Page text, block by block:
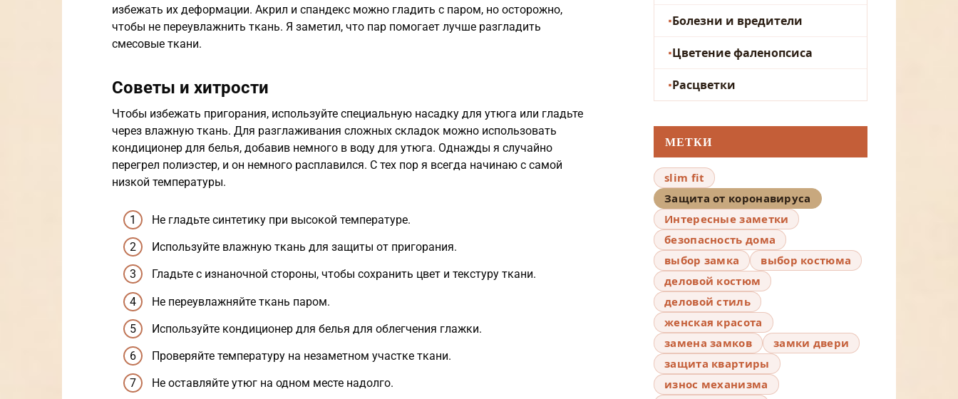
избежать их деформации. Акрил и спандекс можно гладить с паром, но осторожно,
чтобы не переувлажнить ткань. Я заметил, что пар помогает лучше разгладить
смесовые ткани.
Советы и хитрости
Чтобы избежать пригорания, используйте специальную насадку для утюга или гладьте
через влажную ткань. Для разглаживания сложных складок можно использовать
кондиционер для белья, добавив немного в воду для утюга. Однажды я случайно
перегрел полиэстер, и он немного расплавился. С тех пор я всегда начинаю с самой
низкой температуры.
Не гладьте синтетику при высокой температуре.
Используйте влажную ткань для защиты от пригорания.
Гладьте с изнаночной стороны, чтобы сохранить цвет и текстуру ткани.
Не переувлажняйте ткань паром.
Используйте кондиционер для белья для облегчения глажки.
Проверяйте температуру на незаметном участке ткани.
Не оставляйте утюг на одном месте надолго.
Болезни и вредители
Цветение фаленопсиса
Расцветки
МЕТКИ
slim fit
Защита от коронавируса
Интересные заметки
безопасность дома
выбор замка
выбор костюма
деловой костюм
деловой стиль
женская красота
замена замков
замки двери
защита квартиры
износ механизма